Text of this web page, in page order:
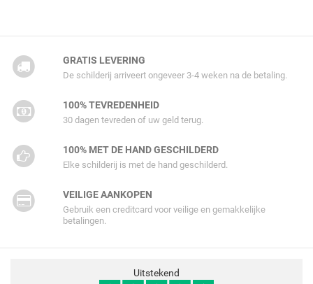
GRATIS LEVERING
De schilderij arriveert ongeveer 3-4 weken na de betaling.
100% TEVREDENHEID
30 dagen tevreden of uw geld terug.
100% MET DE HAND GESCHILDERD
Elke schilderij is met de hand geschilderd.
VEILIGE AANKOPEN
Gebruik een creditcard voor veilige en gemakkelijke
betalingen.
Uitstekend